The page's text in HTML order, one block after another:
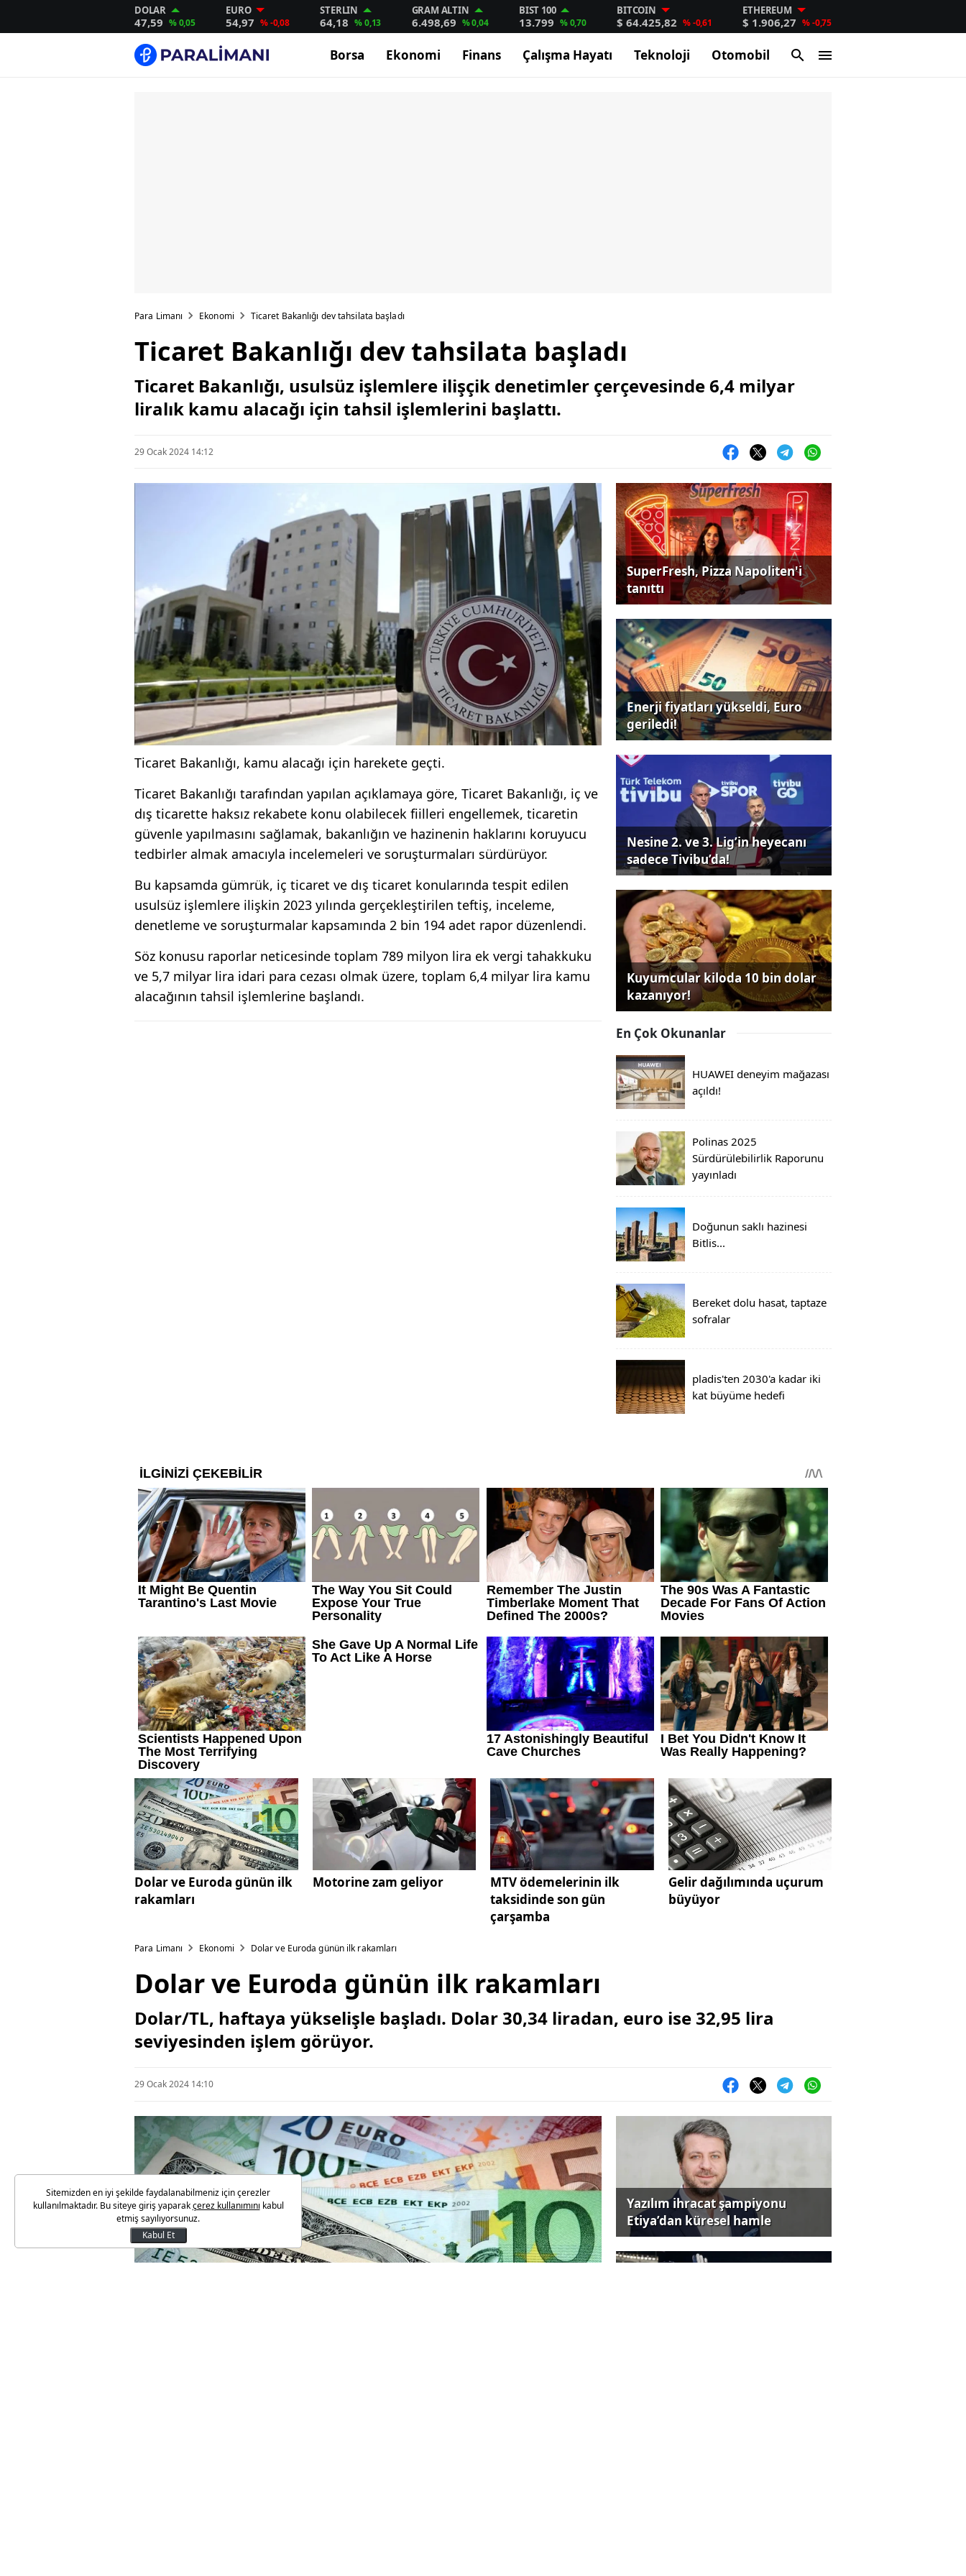
DOLAR
47,59 % 0,05
EURO
54,97 % -0,08
STERLIN
64,18 % 0,13
GRAM ALTIN
6.498,69 % 0,04
BIST 100
13.799 % 0,70
BITCOIN
$ 64.425,82 % -0,61
ETHEREUM
$ 1.906,27 % -0,75
Borsa Ekonomi Finans Çalışma Hayatı Teknoloji Otomobil
Para Limanı Ekonomi Ticaret Bakanlığı dev tahsilata başladı
Ticaret Bakanlığı dev tahsilata başladı
Ticaret Bakanlığı, usulsüz işlemlere ilişçik denetimler çerçevesinde 6,4 milyar
liralık kamu alacağı için tahsil işlemlerini başlattı.
29 Ocak 2024 14:12
Ticaret Bakanlığı, kamu alacağı için harekete geçti.
Ticaret Bakanlığı tarafından yapılan açıklamaya göre, Ticaret Bakanlığı, iç ve
dış ticarette haksız rekabete konu olabilecek fiilleri engellemek, ticaretin
güvenle yapılmasını sağlamak, bakanlığın ve hazinenin haklarını koruyucu
tedbirler almak amacıyla incelemeleri ve soruşturmaları sürdürüyor.
Bu kapsamda gümrük, iç ticaret ve dış ticaret konularında tespit edilen
usulsüz işlemlere ilişkin 2023 yılında gerçekleştirilen teftiş, inceleme,
denetleme ve soruşturmalar kapsamında 2 bin 194 adet rapor düzenlendi.
Söz konusu raporlar neticesinde toplam 789 milyon lira ek vergi tahakkuku
ve 5,7 milyar lira idari para cezası olmak üzere, toplam 6,4 milyar lira kamu
alacağının tahsil işlemlerine başlandı.
SuperFresh, Pizza Napoliten'i
tanıttı
Enerji fiyatları yükseldi, Euro
geriledi!
Nesine 2. ve 3. Lig’in heyecanı
sadece Tivibu’da!
Kuyumcular kiloda 10 bin dolar
kazanıyor!
En Çok Okunanlar
HUAWEI deneyim mağazası
açıldı!
Polinas 2025
Sürdürülebilirlik Raporunu
yayınladı
Doğunun saklı hazinesi
Bitlis...
Bereket dolu hasat, taptaze
sofralar
pladis'ten 2030'a kadar iki
kat büyüme hedefi
Dolar ve Euroda günün ilk
rakamları
Motorine zam geliyor
MTV ödemelerinin ilk
taksidinde son gün
çarşamba
Gelir dağılımında uçurum
büyüyor
Para Limanı Ekonomi Dolar ve Euroda günün ilk rakamları
Dolar ve Euroda günün ilk rakamları
Dolar/TL, haftaya yükselişle başladı. Dolar 30,34 liradan, euro ise 32,95 lira
seviyesinden işlem görüyor.
29 Ocak 2024 14:10
Yazılım ihracat şampiyonu
Etiya’dan küresel hamle
Sitemizden en iyi şekilde faydalanabilmeniz için çerezler
kullanılmaktadır. Bu siteye giriş yaparakçerez kullanımını kabul
etmiş sayılıyorsunuz.
Kabul Et